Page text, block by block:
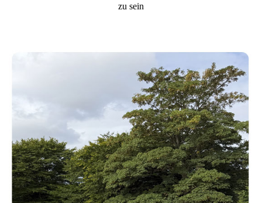
zu sein